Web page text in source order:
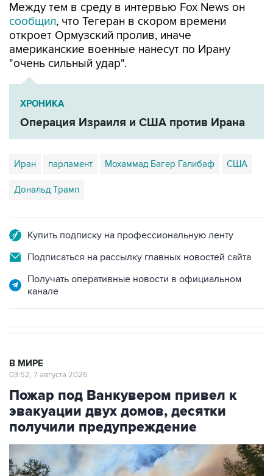
Между тем в среду в интервью Fox News он
сообщил, что Тегеран в скором времени
откроет Ормузский пролив, иначе
американские военные нанесут по Ирану
"очень сильный удар".
ХРОНИКА
Операция Израиля и США против Ирана
Иран парламент Мохаммад Багер Галибаф США
Дональд Трамп
Купить подписку на профессиональную ленту
Подписаться на рассылку главных новостей сайта
Получать оперативные новости в официальном
канале
В МИРЕ
03:52, 7 августа 2026
Пожар под Ванкувером привел к
эвакуации двух домов, десятки
получили предупреждение